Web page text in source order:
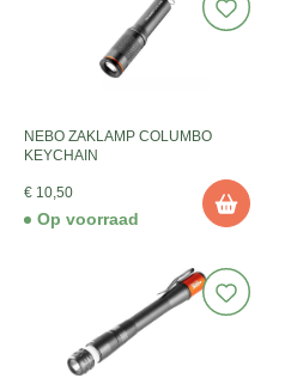
NEBO ZAKLAMP COLUMBO
KEYCHAIN
€ 10,50
Op voorraad